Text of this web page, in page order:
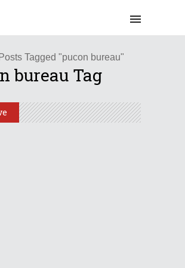
Posts Tagged "pucon bureau"
bureau Tag